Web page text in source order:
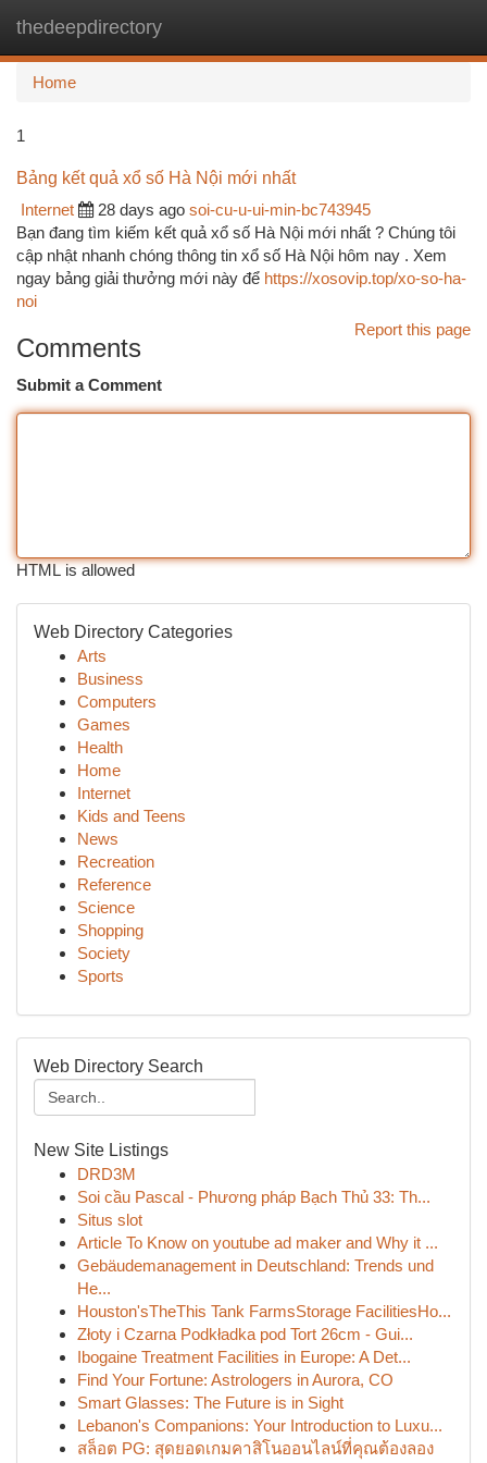
thedeepdirectory
Home
1
Bảng kết quả xổ số Hà Nội mới nhất
Internet
28 days ago soi-cu-u-ui-min-bc743945
Bạn đang tìm kiếm kết quả xổ số Hà Nội mới nhất ? Chúng tôi
cập nhật nhanh chóng thông tin xổ số Hà Nội hôm nay . Xem
ngay bảng giải thưởng mới này để https://xosovip.top/xo-so-ha-
noi
Report this page
Comments
Submit a Comment
HTML is allowed
Web Directory Categories
Arts
Business
Computers
Games
Health
Home
Internet
Kids and Teens
News
Recreation
Reference
Science
Shopping
Society
Sports
Web Directory Search
New Site Listings
DRD3M
Soi cầu Pascal - Phương pháp Bạch Thủ 33: Th...
Situs slot
Article To Know on youtube ad maker and Why it ...
Gebäudemanagement in Deutschland: Trends und
He...
Houston'sTheThis Tank FarmsStorage FacilitiesHo...
Złoty i Czarna Podkładka pod Tort 26cm - Gui...
Ibogaine Treatment Facilities in Europe: A Det...
Find Your Fortune: Astrologers in Aurora, CO
Smart Glasses: The Future is in Sight
Lebanon's Companions: Your Introduction to Luxu...
สล็อต PG: สุดยอดเกมคาสิโนออนไลน์ที่คุณต้องลอง